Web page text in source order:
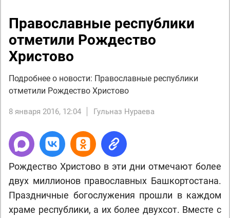
Православные республики
отметили Рождество
Христово
Подробнее о новости: Православные республики
отметили Рождество Христово
8 января 2016, 12:04 Гульназ Нураева
Рождество Христово в эти дни отмечают более
двух миллионов православных Башкортостана.
Праздничные богослужения прошли в каждом
храме республики, а их более двухсот. Вместе с